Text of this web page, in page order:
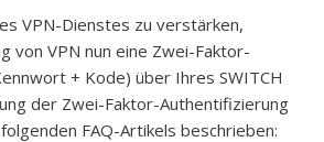
VPN-Dienstes zu verstärken,
von VPN nun eine Zwei-Faktor-
+ Kode) über Ihres SWITCH
der Zwei-Faktor-Authentifizierung
FAQ-Artikels beschrieben: